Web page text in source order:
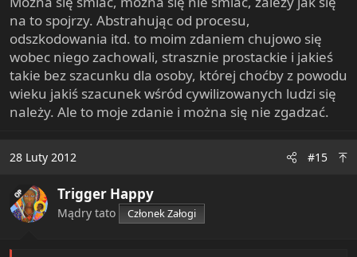
na to spojrzy. Abstrahując od procesu,
odszkodowania itd. to moim zdaniem chujowo się
wobec niego zachowali, strasznie prostackie i jakieś
takie bez szacunku dla osoby, której choćby z powodu
wieku jakiś szacunek wśród cywilizowanych ludzi się
należy. Ale to moje zdanie i można się nie zgadzać.
28 Luty 2012 #15
OP Trigger Happy
Mądry tato Członek Załogi